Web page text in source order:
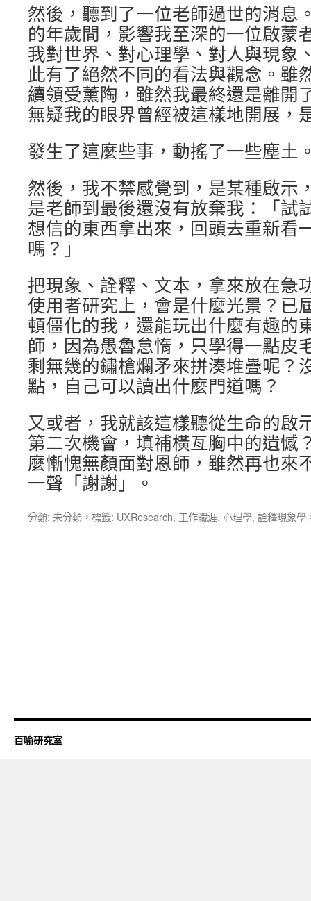
然後，聽到了一位老師過世的消息
的年歲間，影響我至深的一位啟蒙
我對世界、對心理學、對人與現象
此有了絕然不同的看法與觀念。雖
續領受薰陶，雖然我最終還是離開
無疑我的眼界曾經被這樣地開展，
發生了這麼些事，動搖了一些塵土
然後，我不禁感覺到，是某種啟示
是老師到最後還沒有放棄我：「試
想信的東西拿出來，回頭去重新看
嗎？」
把現象、詮釋、文本，拿來放在急
使用者研究上，會是什麼光景？已
頓僵化的我，還能玩出什麼有趣的
師，因為愚魯怠惰，只學得一點皮
剩無幾的鏽槍爛矛來拼湊堆疊呢？
點，自己可以讀出什麼門道嗎？
又或者，我就該這樣聽從生命的啟
第二次機會，填補橫亙胸中的遺憾
麼慚愧無顏面對恩師，雖然再也來
一聲「謝謝」。
分類: 未分類 ，標籤: UXResearch, 工作職涯, 心理學, 詮釋現象學
百喻研究室